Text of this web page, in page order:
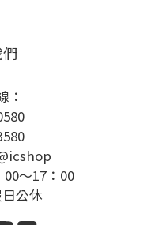
：
～17：00
公休